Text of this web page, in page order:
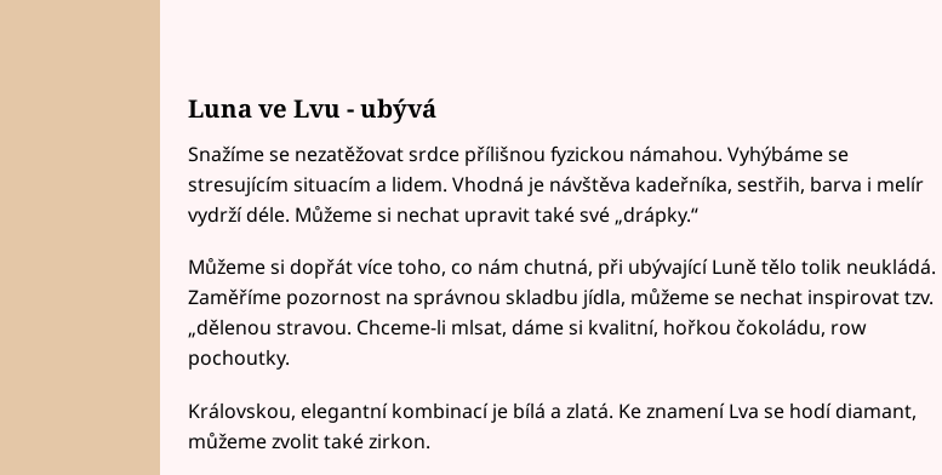
Luna ve Lvu - ubývá
Snažíme se nezatěžovat srdce přílišnou fyzickou námahou. Vyhýbáme se
stresujícím situacím a lidem. Vhodná je návštěva kadeřníka, sestřih, barva i melír
vydrží déle. Můžeme si nechat upravit také své „drápky.“
Můžeme si dopřát více toho, co nám chutná, při ubývající Luně tělo tolik neukládá.
Zaměříme pozornost na správnou skladbu jídla, můžeme se nechat inspirovat tzv.
„dělenou stravou. Chceme-li mlsat, dáme si kvalitní, hořkou čokoládu, row
pochoutky.
Královskou, elegantní kombinací je bílá a zlatá. Ke znamení Lva se hodí diamant,
můžeme zvolit také zirkon.